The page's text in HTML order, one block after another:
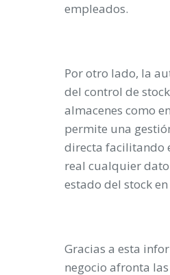
empleados.
Por otro lado, la
del control de
almacenes como
permite una
directa facilitando
real cualquier
estado del stock
Gracias a esta
negocio afronta